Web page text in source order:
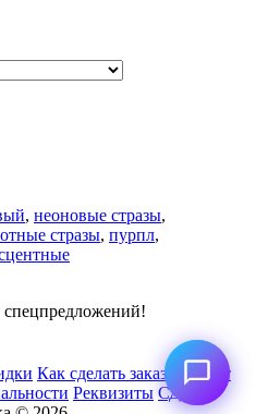
, неоновые стразы,
стразы, пурпл,
спецпредложений!
Как сделать заказ
Возврат
Реквизиты СДЭК